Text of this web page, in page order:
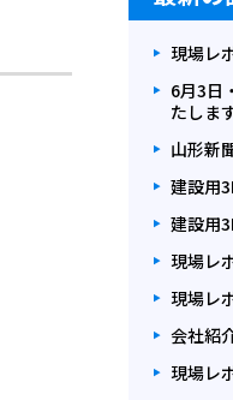
現場レ
6月3日
たしま
山形新
建設用
建設用
現場レ
現場レ
会社紹
現場レ